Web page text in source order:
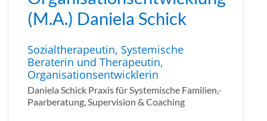
(M.A.) Daniela Schick
Sozialtherapeutin, Systemische
Beraterin und Therapeutin,
Organisationsentwicklerin
Daniela Schick Praxis für Systemische Familien,-
Paarberatung, Supervision & Coaching